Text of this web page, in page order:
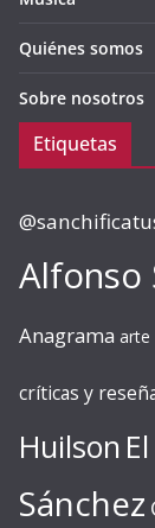
Quiénes somos
Sobre nosotros
Etiquetas
Alfonso
Anagrama arte
críticas y
Huilson
Sánchez